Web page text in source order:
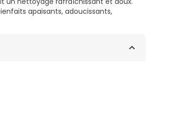
apaisants, adoucissants,